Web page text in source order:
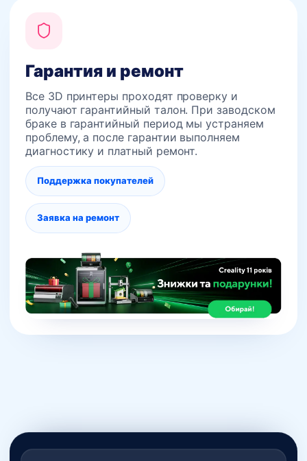
Гарантия и ремонт
Все 3D принтеры проходят проверку и
получают гарантийный талон. При заводском
браке в гарантийный период мы устраняем
проблему, а после гарантии выполняем
диагностику и платный ремонт.
Поддержка покупателей
Заявка на ремонт